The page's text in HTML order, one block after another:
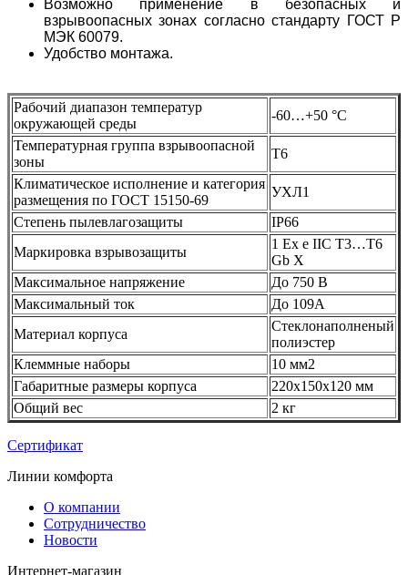
Возможно применение в безопасных и
взрывоопасных зонах согласно стандарту ГОСТ Р
МЭК 60079.
Удобство монтажа.
Рабочий диапазон температур
окружающей среды
-60…+50 °С
Температурная группа взрывоопасной
зоны
Т6
Климатическое исполнение и категория
размещения по ГОСТ 15150-69
УХЛ1
Степень пылевлагозащиты
IP66
Маркировка взрывозащиты
1 Ex e IIC T3…T6
Gb X
Максимальное напряжение
До 750 В
Максимальный ток
До 109А
Материал корпуса
Стеклонаполненый
полиэстер
Клеммные наборы
10 мм2
Габаритные размеры корпуса
220х150х120 мм
Общий вес
2 кг
Сертификат
Линии комфорта
О компании
Сотрудничество
Новости
Интернет-магазин